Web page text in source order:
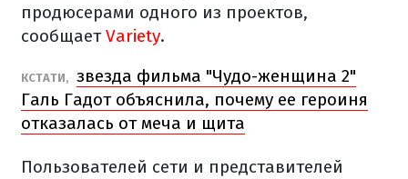
продюсерами одного из проектов,
сообщаетVariety.
КСТАТИ, звезда фильма "Чудо-женщина 2"
Галь Гадот объяснила, почему ее героиня
отказалась от меча и щита
Пользователей сети и представителей